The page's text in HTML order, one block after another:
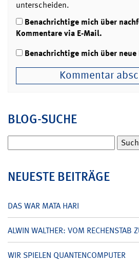
unterscheiden.
Benachrichtige mich über
Kommentare via E-Mail.
Benachrichtige mich über
BLOG-SUCHE
nach:
NEUESTE BEITRÄGE
DAS WAR MATA HARI
ALWIN WALTHER: VOM RECHENSTAB
WIR SPIELEN QUANTENCOMPUTER